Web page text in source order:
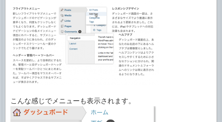
こんな感じでメニューも表示されます。